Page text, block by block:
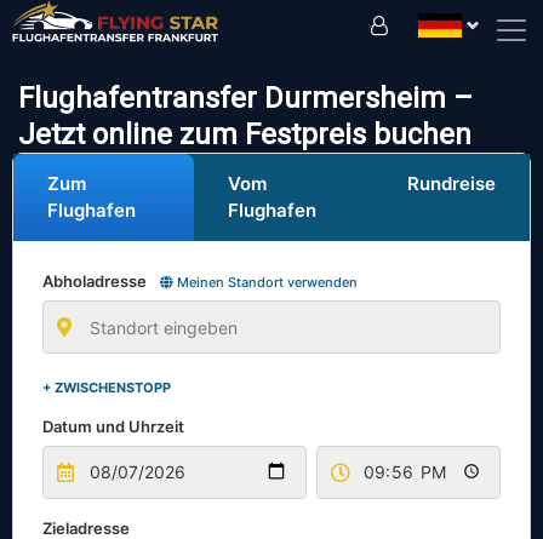
Flughafentransfer Durmersheim –
Jetzt online zum Festpreis buchen
Zum
Flughafen
Vom
Flughafen
Rundreise
Abholadresse Meinen Standort verwenden
+ ZWISCHENSTOPP
Datum und Uhrzeit
Zieladresse